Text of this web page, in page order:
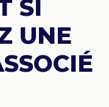
SI
UNE